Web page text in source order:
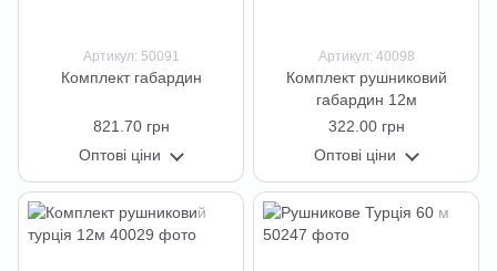
Артикул: 50091
Комплект габардин
821.70 грн
Оптові ціни
Артикул: 40098
Комплект рушниковий
габардин 12м
322.00 грн
Оптові ціни